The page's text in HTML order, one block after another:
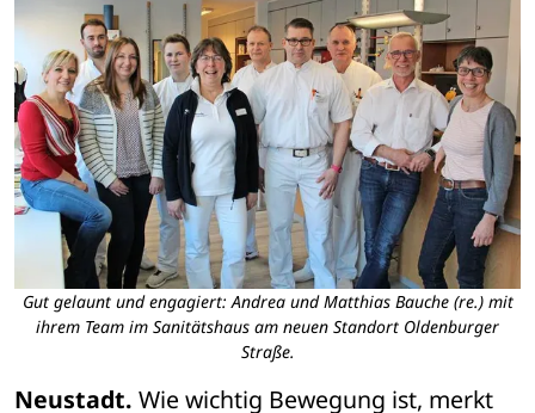
Gut gelaunt und engagiert: Andrea und Matthias Bauche (re.) mit
ihrem Team im Sanitätshaus am neuen Standort Oldenburger
Straße.
Neustadt. Wie wichtig Bewegung ist, merkt